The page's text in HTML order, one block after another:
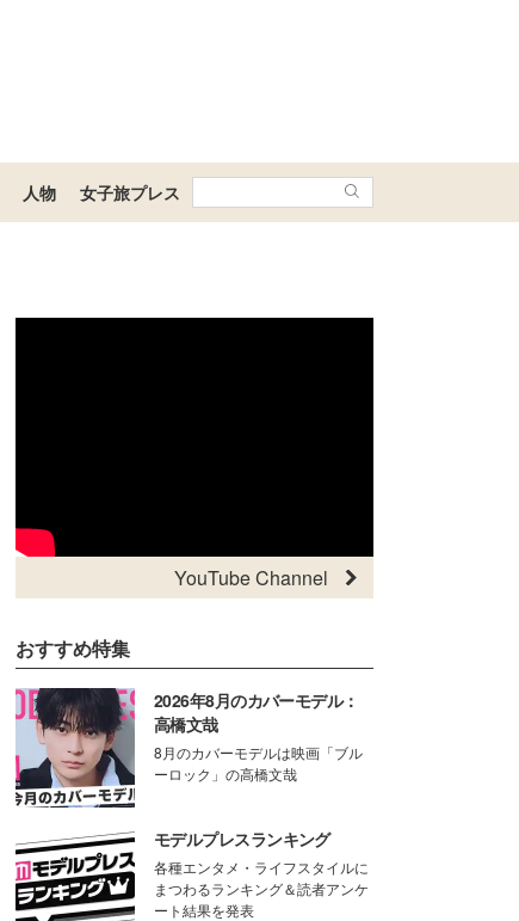
人物 女子旅プレス
YouTube Channel
おすすめ特集
2026年8月のカバーモデル：
高橋文哉
8月のカバーモデルは映画「ブル
ーロック」の高橋文哉
モデルプレスランキング
各種エンタメ・ライフスタイルに
まつわるランキング＆読者アンケ
ート結果を発表